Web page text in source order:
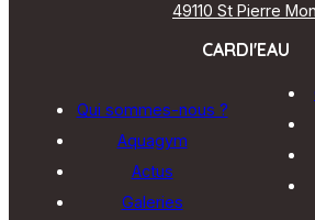
49110 St Pierre
CARDI'EAU
Qui sommes-nous ?
Aquagym
Actus
Galeries